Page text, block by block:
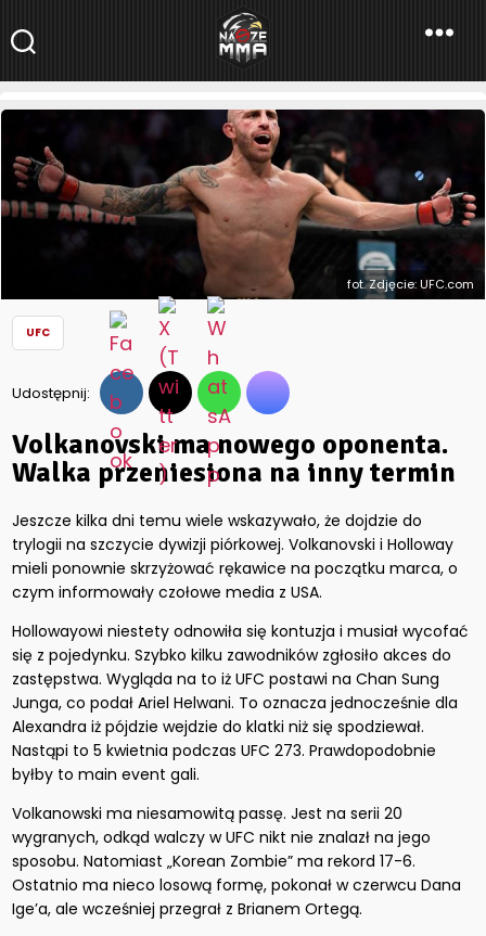
NaszeMMA
NaszeMMA.pl»Aktualności»Świat»UFC»Volkanovski ma
nowego oponenta. Walka przeniesiona na inny termin
fot. Zdjęcie: UFC.com
UFC
Udostępnij:
Volkanovski ma nowego oponenta.
Walka przeniesiona na inny termin
Jeszcze kilka dni temu wiele wskazywało, że dojdzie do
trylogii na szczycie dywizji piórkowej. Volkanovski i Holloway
mieli ponownie skrzyżować rękawice na początku marca, o
czym informowały czołowe media z USA.
Hollowayowi niestety odnowiła się kontuzja i musiał wycofać
się z pojedynku. Szybko kilku zawodników zgłosiło akces do
zastępstwa. Wygląda na to iż UFC postawi na Chan Sung
Junga, co podał Ariel Helwani. To oznacza jednocześnie dla
Alexandra iż pójdzie wejdzie do klatki niż się spodziewał.
Nastąpi to 5 kwietnia podczas UFC 273. Prawdopodobnie
byłby to main event gali.
Volkanowski ma niesamowitą passę. Jest na serii 20
wygranych, odkąd walczy w UFC nikt nie znalazł na jego
sposobu. Natomiast „Korean Zombie” ma rekord 17-6.
Ostatnio ma nieco losową formę, pokonał w czerwcu Dana
Ige’a, ale wcześniej przegrał z Brianem Ortegą.